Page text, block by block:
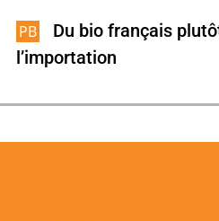
Du bio français
l’importation